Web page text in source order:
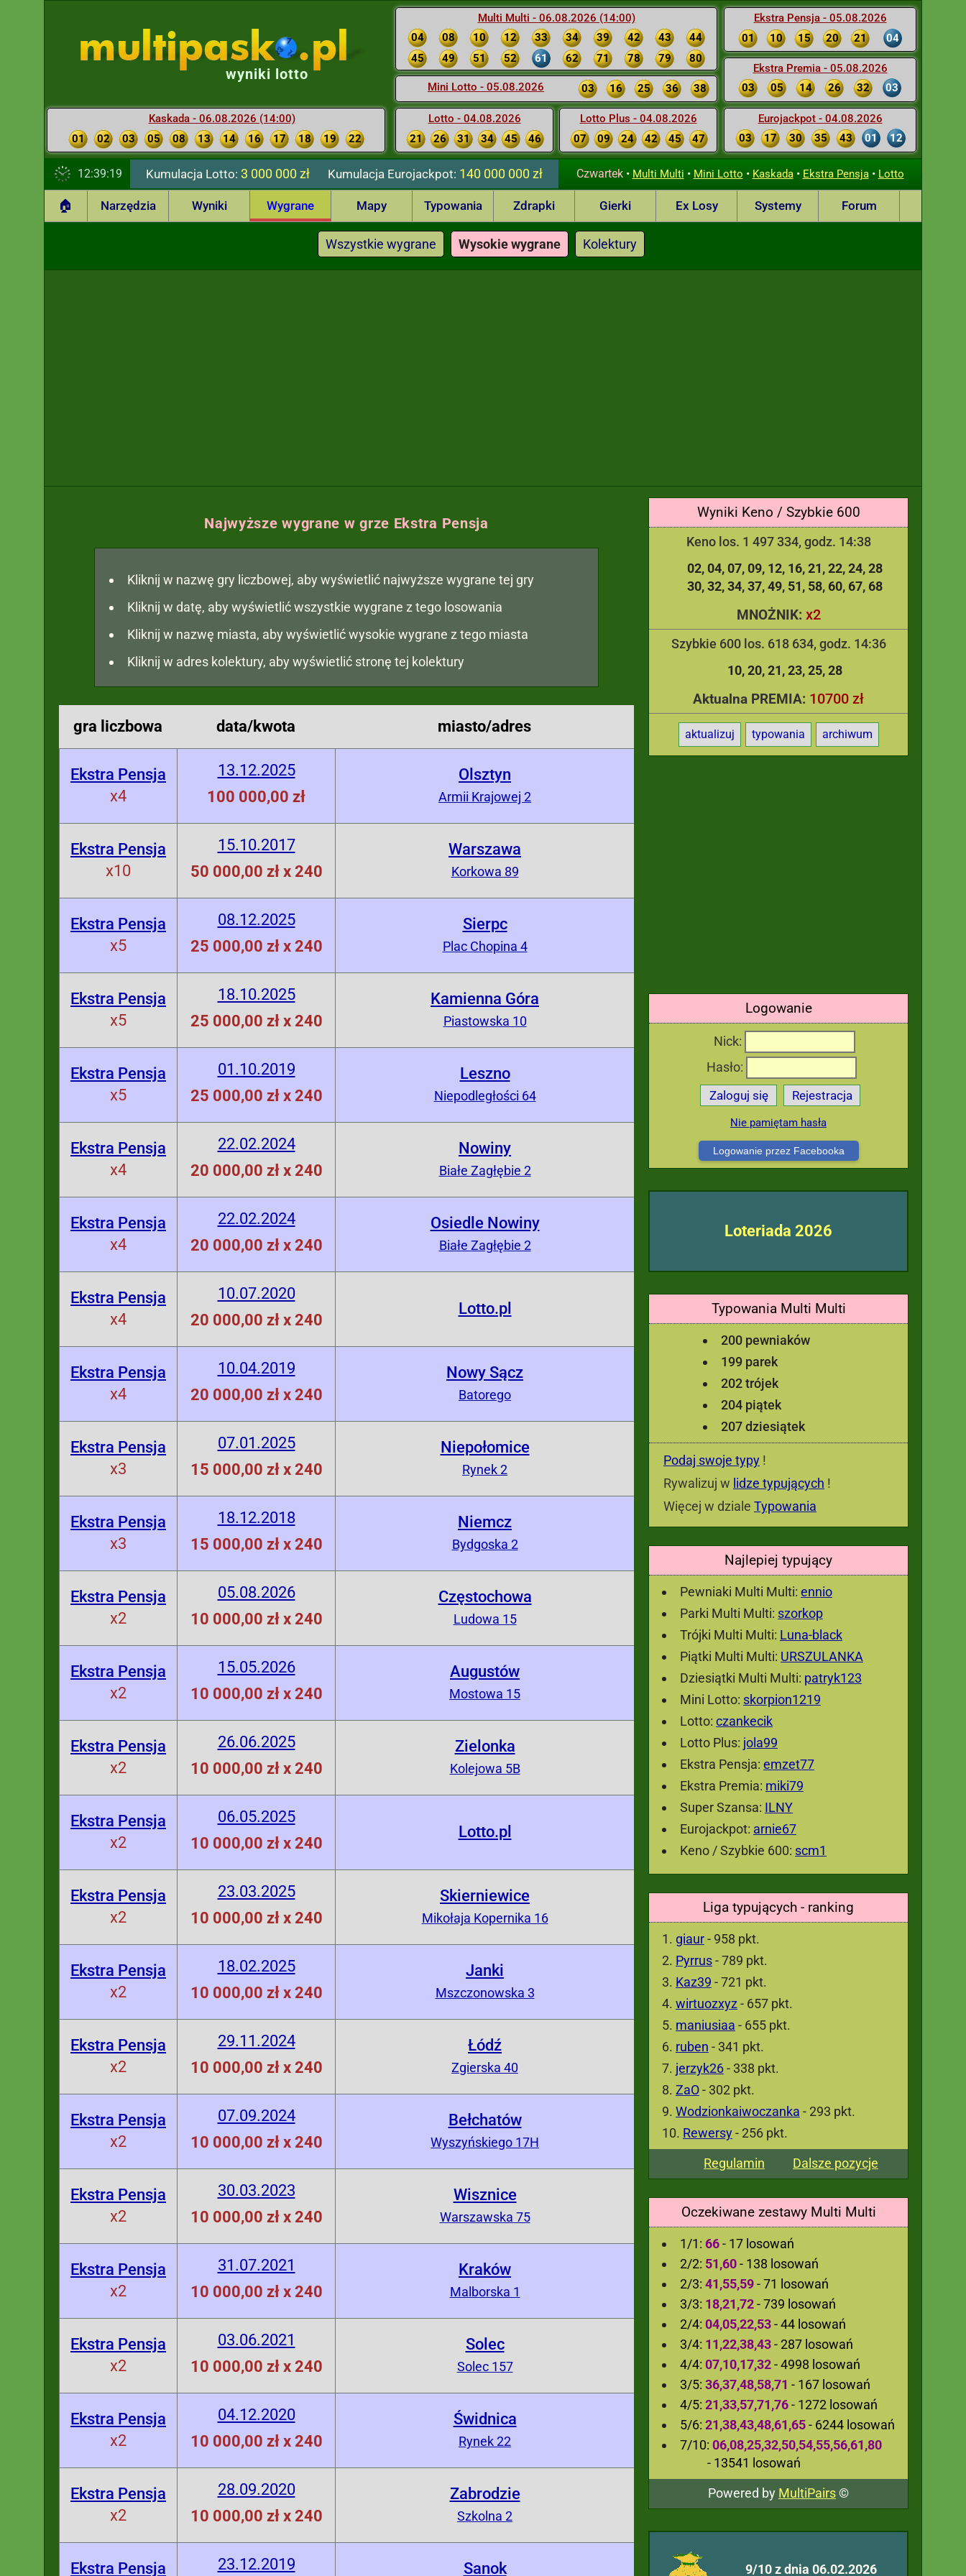
Multi Multi - 06.08.2026 (14:00)
04
08 10 12 33 34 39 42 43
44
45
49 51 52 61 62 71 78 79 80
Mini Lotto - 05.08.2026 03 16 25 36 38
Lotto - 04.08.2026
21
26 31 34 45 46
Lotto Plus - 04.08.2026
07
09 24 42 45 47
Ekstra Pensja - 05.08.2026
01
10 15 20 21 04
Ekstra Premia - 05.08.2026
03
05 14 26 32 03
Eurojackpot - 04.08.2026
03
17 30 35 43 01 12
wyniki lotto
Kaskada - 06.08.2026 (14:00)
01
02 03 05 08 13 14 16 17 18 19 22
12:39:20 Kumulacja Lotto: 3 000 000 zł KumulacjaEurojackpot: 140 000 000 zł Czwartek• Multi Multi • Mini Lotto • Kaskada• Ekstra Pensja• Lotto
🏠 Narzędzia Wyniki Wygrane Mapy Typowania Zdrapki Gierki Ex Losy Systemy Forum
Wszystkie wygrane Wysokie wygrane Kolektury
Wyniki Keno / Szybkie 600
Keno los. 1 497 334, godz. 14:38
02 04 07 09 12 16 21 22 24 28
30 32 34 37 49 51 58 60 67 68
MNOŻNIK: x2
Szybkie 600 los. 618 634, godz. 14:36
10 20 21 23 25 28
Aktualna PREMIA: 10700 zł
aktualizuj typowania archiwum
Logowanie
Nick:
Hasło:
Zaloguj się Rejestracja
Nie pamiętam hasła
Logowanie przez Facebooka
Loteriada 2026
Typowania Multi Multi
200 pewniaków
199 parek
202 trójek
204 piątek
207 dziesiątek
Podaj swoje typy !
Rywalizuj w lidze typujących !
Więcej w dziale Typowania
Najlepiej typujący
Pewniaki Multi Multi: ennio
Parki Multi Multi: szorkop
Trójki Multi Multi: Luna-black
Piątki Multi Multi: URSZULANKA
Dziesiątki Multi Multi: patryk123
Mini Lotto: skorpion1219
Lotto: czankecik
Lotto Plus: jola99
Ekstra Pensja: emzet77
Ekstra Premia: miki79
Super Szansa: ILNY
Eurojackpot: arnie67
Keno / Szybkie 600: scm1
Liga typujących - ranking
giaur- 958 pkt.
Pyrrus- 789 pkt.
Kaz39 - 721 pkt.
wirtuozxyz - 657 pkt.
maniusiaa - 655 pkt.
ruben - 341 pkt.
jerzyk26- 338 pkt.
ZaO- 302 pkt.
Wodzionkaiwoczanka - 293 pkt.
Rewersy- 256 pkt.
Regulamin
Dalsze pozycje
Oczekiwane zestawy Multi Multi
1/1: 66- 17 losowań
2/2: 51,60- 138 losowań
2/3: 41,55,59- 71 losowań
3/3: 18,21,72- 739 losowań
2/4: 04,05,22,53- 44 losowań
3/4: 11,22,38,43- 287 losowań
4/4: 07,10,17,32- 4998 losowań
3/5: 36,37,48,58,71 - 167 losowań
4/5: 21,33,57,71,76- 1272 losowań
5/6: 21,38,43,48,61,65- 6244 losowań
7/10: 06,08,25,32,50,54,55,56,61,80
- 13541 losowań
Powered by MultiPairs©
9/10 z dnia 06.02.2026
Najwyższe wygrane w grze Ekstra Pensja
Kliknij w nazwę gry liczbowej, aby wyświetlić najwyższe wygrane tej gry
Kliknij w datę, aby wyświetlić wszystkie wygrane z tego losowania
Kliknij w nazwę miasta, aby wyświetlić wysokie wygrane z tego miasta
Kliknij w adres kolektury, aby wyświetlić stronę tej kolektury
gra liczbowa data/kwota miasto/adres
Ekstra Pensja
x4
13.12.2025
100 000,00 zł
Olsztyn
Armii Krajowej 2
Ekstra Pensja
x10
15.10.2017
50 000,00 zł x 240
Warszawa
Korkowa 89
Ekstra Pensja
x5
08.12.2025
25 000,00 zł x 240
Sierpc
Plac Chopina 4
Ekstra Pensja
x5
18.10.2025
25 000,00 zł x 240
Kamienna Góra
Piastowska 10
Ekstra Pensja
x5
01.10.2019
25 000,00 zł x 240
Leszno
Niepodległości 64
Ekstra Pensja
x4
22.02.2024
20 000,00 zł x 240
Nowiny
Białe Zagłębie 2
Ekstra Pensja
x4
22.02.2024
20 000,00 zł x 240
Osiedle Nowiny
Białe Zagłębie 2
Ekstra Pensja
x4
10.07.2020
20 000,00 zł x 240
Lotto.pl
Ekstra Pensja
x4
10.04.2019
20 000,00 zł x 240
Nowy Sącz
Batorego
Ekstra Pensja
x3
07.01.2025
15 000,00 zł x 240
Niepołomice
Rynek 2
Ekstra Pensja
x3
18.12.2018
15 000,00 zł x 240
Niemcz
Bydgoska 2
Ekstra Pensja
x2
05.08.2026
10 000,00 zł x 240
Częstochowa
Ludowa 15
Ekstra Pensja
x2
15.05.2026
10 000,00 zł x 240
Augustów
Mostowa 15
Ekstra Pensja
x2
26.06.2025
10 000,00 zł x 240
Zielonka
Kolejowa 5B
Ekstra Pensja
x2
06.05.2025
10 000,00 zł x 240
Lotto.pl
Ekstra Pensja
x2
23.03.2025
10 000,00 zł x 240
Skierniewice
Mikołaja Kopernika 16
Ekstra Pensja
x2
18.02.2025
10 000,00 zł x 240
Janki
Mszczonowska 3
Ekstra Pensja
x2
29.11.2024
10 000,00 zł x 240
Łódź
Zgierska 40
Ekstra Pensja
x2
07.09.2024
10 000,00 zł x 240
Bełchatów
Wyszyńskiego 17H
Ekstra Pensja
x2
30.03.2023
10 000,00 zł x 240
Wisznice
Warszawska 75
Ekstra Pensja
x2
31.07.2021
10 000,00 zł x 240
Kraków
Malborska 1
Ekstra Pensja
x2
03.06.2021
10 000,00 zł x 240
Solec
Solec 157
Ekstra Pensja
x2
04.12.2020
10 000,00 zł x 240
Świdnica
Rynek 22
Ekstra Pensja
x2
28.09.2020
10 000,00 zł x 240
Zabrodzie
Szkolna 2
Ekstra Pensja 23.12.2019 Sanok